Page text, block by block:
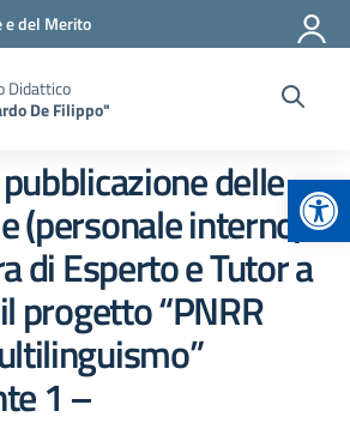
del Merito
Didattico
De Filippo"
delle
(personale interno)
di Esperto e Tutor a
progetto “PNRR
1 –